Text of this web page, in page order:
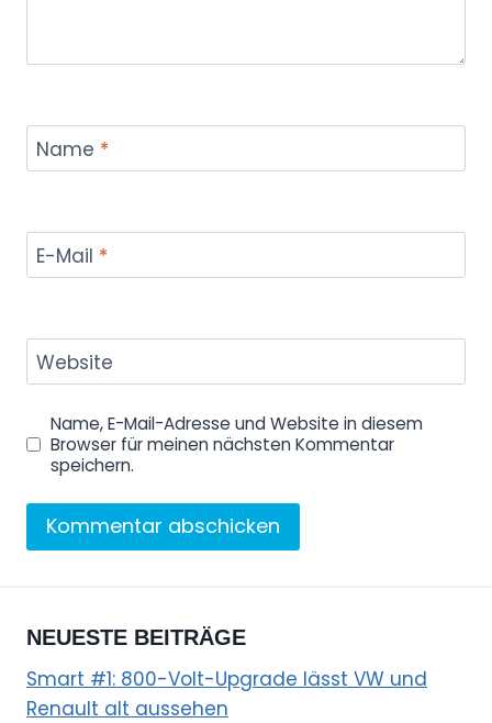
Name *
E-Mail *
Website
Name, E-Mail-Adresse und Website in diesem
Browser für meinen nächsten Kommentar
speichern.
NEUESTE BEITRÄGE
Smart #1: 800-Volt-Upgrade lässt VW und
Renault alt aussehen